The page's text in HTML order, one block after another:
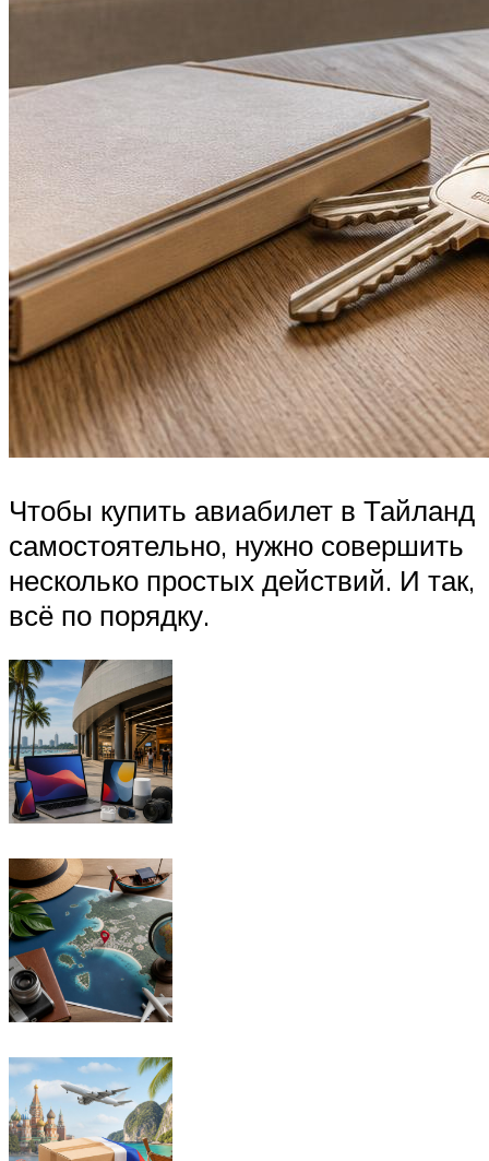
Чтобы купить авиабилет в Тайланд
самостоятельно, нужно совершить
несколько простых действий. И так,
всё по порядку.